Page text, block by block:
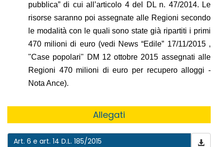
pubblica” di cui all’articolo 4 del DL n. 47/2014. Le
risorse saranno poi assegnate alle Regioni secondo
le modalità con le quali sono state già ripartiti i primi
470 milioni di euro (vedi News “Edile” 17/11/2015 ,
"Case popolari" DM 12 ottobre 2015 assegnati alle
Regioni 470 milioni di euro per recupero alloggi -
Nota Ance).
Allegati
Art. 6 e art. 14 D.L. 185/2015